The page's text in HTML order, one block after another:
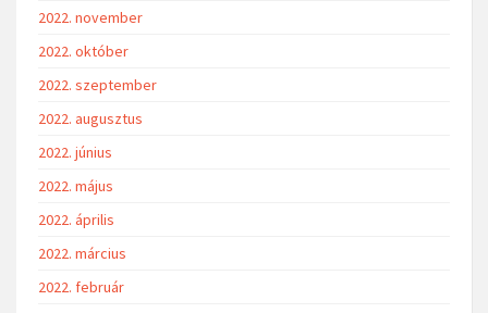
2022. november
2022. október
2022. szeptember
2022. augusztus
2022. június
2022. május
2022. április
2022. március
2022. február